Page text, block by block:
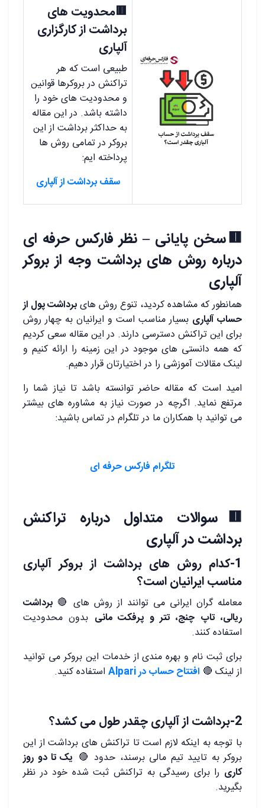
🟥محدویت های
برداشت از کارگزاری
آلپاری
طبیعی است که هر
تراکنش در بروکرها قوانین
و محدودیت های خود را
داشته باشد. در این مقاله
به حداکثر برداشت از این
بروکر در تمامی روش ها
پرداخته ایم:
سقف برداشت از آلپاری
🟥سخن پایانی – نظر فارکس حرفه ای
درباره روش های برداشت وجه از بروکر
آلپاری
همانطور که مشاهده کردید، تنوع روش هایبرداشت پول از
حساب آلپاری بسیار مناسب است و ایرانیان به چهار روش
برای این تراکنش دسترسی دارند. در این مقاله سعی کردیم
که همه دانستی های موجود در این زمینه را ارائه کنیم و
لینک مقالات آموزشی را در اختیارتان قرار دهیم.
امید است که مقاله حاضر توانسته باشد تا نیاز شما را
مرتفع نماید. اگرچه در صورت نیاز به مشاوره های بیشتر
می توانید با همکاران ما در تلگرام در تماس باشید:
تلگرام فارکس حرفه ای
🟥سوالات متداول درباره تراکنش
برداشت در آلپاری
1-کدام روش های برداشت از بروکر آلپاری
مناسب ایرانیان است؟
معامله گران ایرانی می توانند از روش های 🔴 برداشت
ریالی، تاپ چنج، تتر و پرفکت مانی بدون محدودیت
استفاده کنند.
برای ثبت نام و بهره مندی از خدمات این بروکر می توانید
از لینک 🔴 افتتاح حساب در Alpari استفاده کنید.
2-برداشت از آلپاری چقدر طول می کشد؟
با توجه به اینکه لازم است تا تراکنش های برداشت از این
بروکر به تایید تیم مالی برسند، حدود 🔴 یک تا دو روز
کاری را برای رسیدگی به تراکنش ثبت شده خود در نظر
بگیرید.